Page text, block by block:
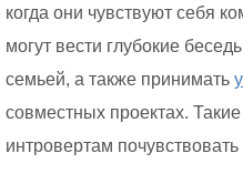
когда они чувствуют себя
могут вести глубокие
семьей, а также принимать
совместных проектах.
интровертам